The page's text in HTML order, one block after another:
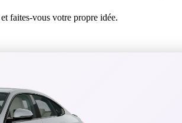
et faites-vous votre propre idée.